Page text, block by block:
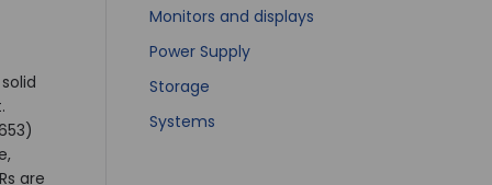
are
Monitors and displays
Power Supply
Storage
Systems